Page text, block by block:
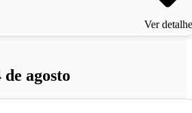
Ver
agosto